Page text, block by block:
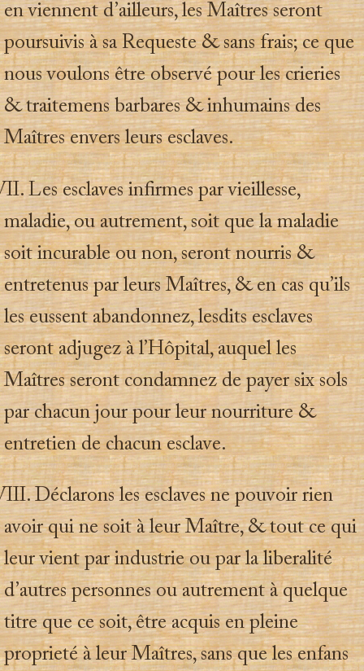
en viennent d’ailleurs, les Maîtres seront
poursuivis à sa Requeste & sans frais; ce que
nous voulons être observé pour les crieries
& traitemens barbares & inhumains des
Maîtres envers leurs esclaves.
Les esclaves infirmes par vieillesse,
maladie, ou autrement, soit que la maladie
soit incurable ou non, seront nourris &
entretenus par leurs Maîtres, & en cas qu’ils
les eussent abandonnez, lesdits esclaves
seront adjugez à l’Hôpital, auquel les
Maîtres seront condamnez de payer six sols
par chacun jour pour leur nourriture &
entretien de chacun esclave.
Déclarons les esclaves ne pouvoir rien
avoir qui ne soit à leur Maître, & tout ce qui
leur vient par industrie ou par la liberalité
d’autres personnes ou autrement à quelque
titre que ce soit, être acquis en pleine
proprieté à leur Maîtres, sans que les enfans